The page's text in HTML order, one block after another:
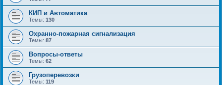
КИП и Автоматика
Темы: 130
Охранно-пожарная сигнализация
Темы: 87
Вопросы-ответы
Темы: 62
Грузоперевозки
Темы: 119